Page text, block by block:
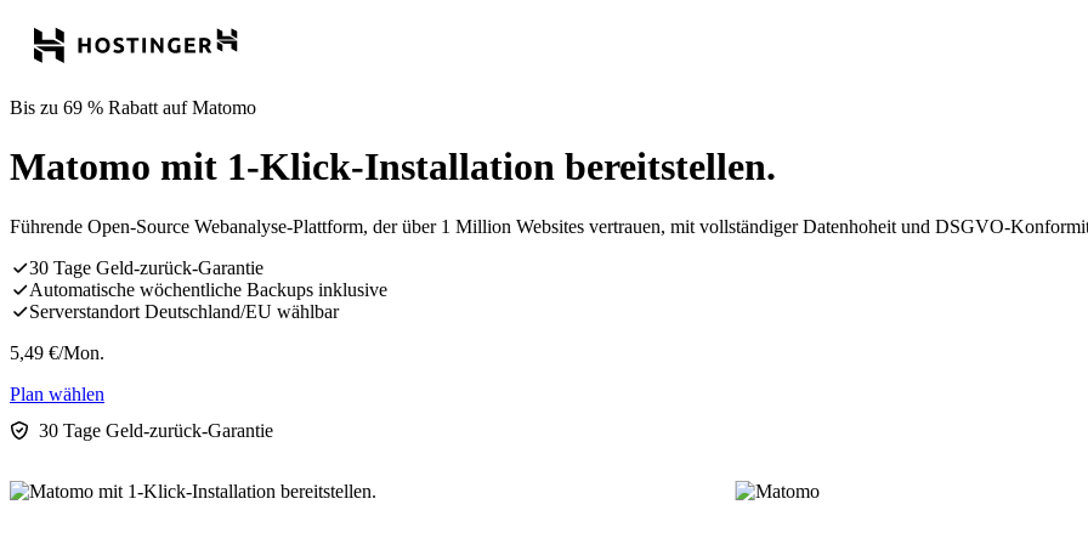
Bis zu 69 % Rabatt auf Matomo
Matomo mit 1-Klick-Installation bereitstellen.
Führende Open-Source Webanalyse-Plattform, der über 1 Million Websites vertrauen, mit vollständiger Datenhoheit und DSGVO-
30 Tage Geld-zurück-Garantie
Automatische wöchentliche Backups inklusive
Serverstandort Deutschland/EU wählbar
5,49 €/Mon.
Plan wählen
30 Tage Geld-zurück-Garantie